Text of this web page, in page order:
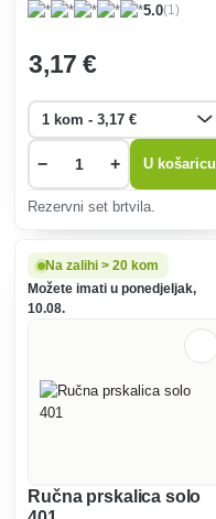
5.0(1)
3,17 €
− + U košaricu
Rezervni set brtvila.
Na zalihi > 20 kom
Možete imati u ponedjeljak,
10.08.
Ručna prskalica solo